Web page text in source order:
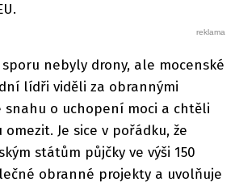
nebyly drony, ale mocenské
lídři viděli za obrannými
snahu o uchopení moci a chtěli
Je sice v pořádku, že
státům půjčky ve výši 150
obranné projekty a uvolňuje